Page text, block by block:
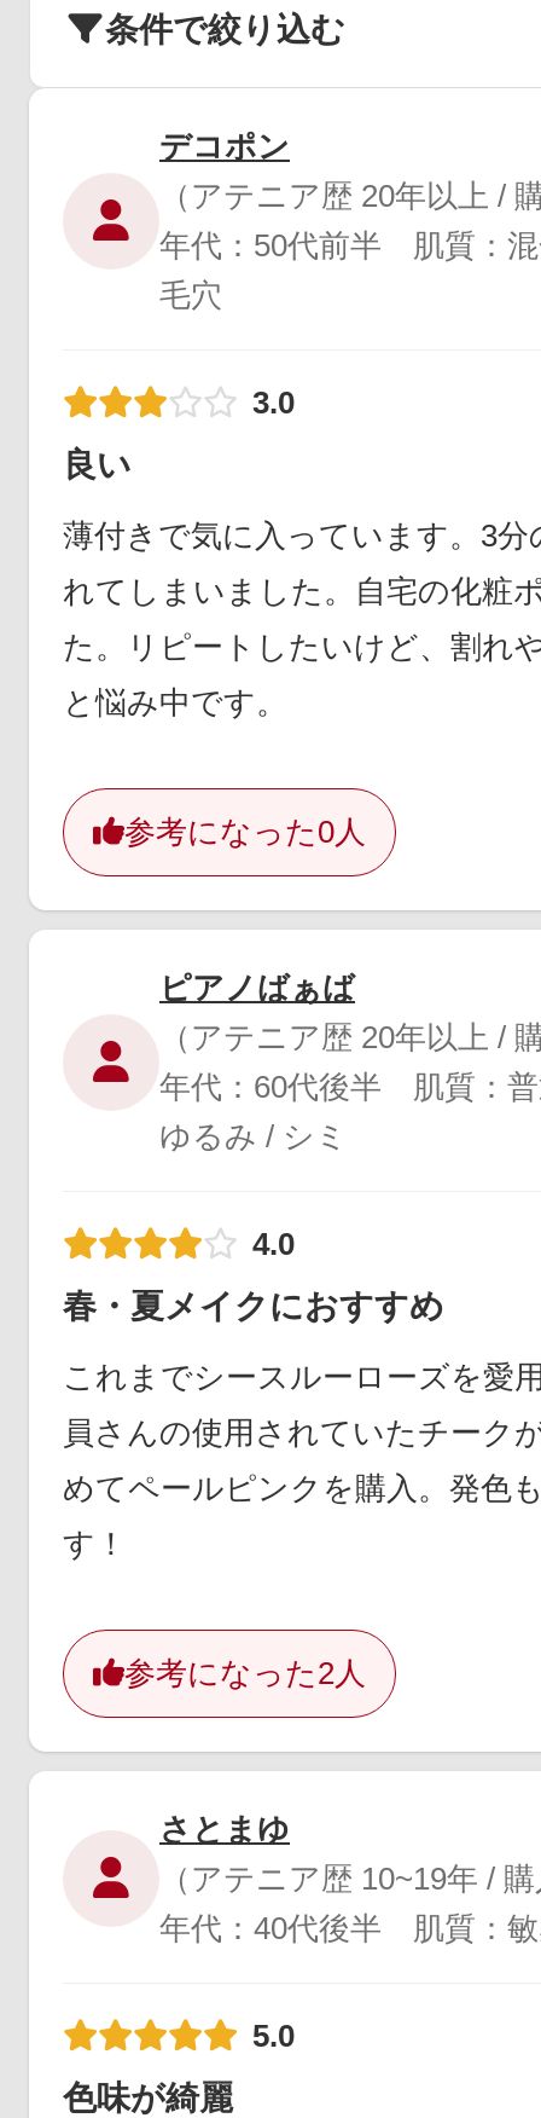
条件で絞り込む
デコポン
（アテニア歴 20年以上 /
年代：50代前半 肌質：
毛穴
3.0
良い
薄付きで気に入っています。3
れてしまいました。自宅の化粧
た。リピートしたいけど、割れ
と悩み中です。
参考になった0人
ピアノばぁば
（アテニア歴 20年以上 /
年代：60代後半 肌質：
ゆるみ / シミ
4.0
春・夏メイクにおすすめ
これまでシースルーローズを愛
員さんの使用されていたチーク
めてペールピンクを購入。発色
す！
参考になった2人
さとまゆ
（アテニア歴 10~19年 /
年代：40代後半 肌質：
5.0
色味が綺麗